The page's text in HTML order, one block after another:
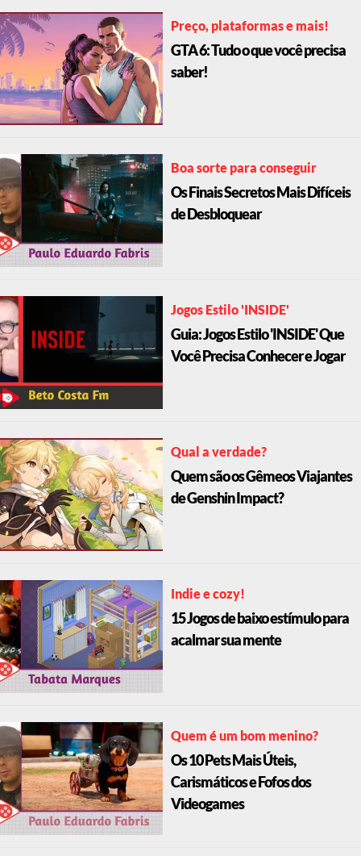
Preço, plataformas e mais!
GTA 6: Tudo o que você precisa
saber!
Boa sorte para conseguir
Os Finais Secretos Mais Difíceis
de Desbloquear
Jogos Estilo 'INSIDE'
Guia: Jogos Estilo 'INSIDE' Que
Você Precisa Conhecer e Jogar
Qual a verdade?
Quem são os Gêmeos Viajantes
de Genshin Impact?
Indie e cozy!
15 Jogos de baixo estímulo para
acalmar sua mente
Quem é um bom menino?
Os 10 Pets Mais Úteis,
Carismáticos e Fofos dos
Videogames